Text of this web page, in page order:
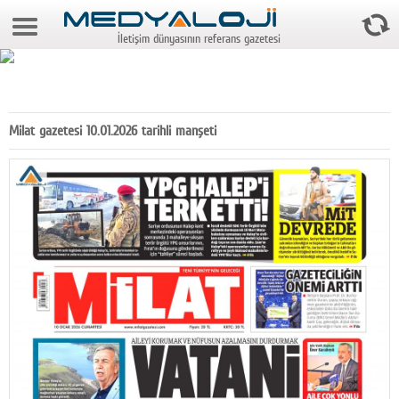
8 Ağustos 2026 16:31:45
Gazeteler
Medya
Reyting-tiraj
Teknoloji
Televizyon
Dünya
Pr
İletişim dünyasının referans gazetesi
Milat gazetesi 10.01.2026 tarihli manşeti